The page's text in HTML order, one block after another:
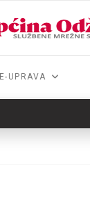
E-UPRAVA